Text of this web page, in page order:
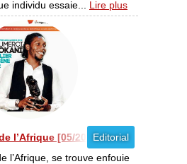
individu essaie... Lire plus
Editorial
l’Afrique [05/2012]
l’Afrique, se trouve enfouie